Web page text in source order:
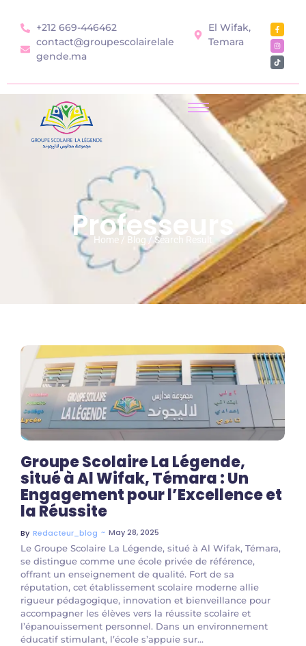
+212 669-446462
contact@groupescolairelale
gende.ma
El Wifak,
Temara
Professeurs
Home / Blog / Search Result
Groupe Scolaire La Légende,
situé à Al Wifak, Témara : Un
Engagement pour l’Excellence et
la Réussite
By Redacteur_blog ~ May 28, 2025
Le Groupe Scolaire La Légende, situé à Al Wifak, Témara,
se distingue comme une école privée de référence,
offrant un enseignement de qualité. Fort de sa
réputation, cet établissement scolaire moderne allie
rigueur pédagogique, innovation et bienveillance pour
accompagner les élèves vers la réussite scolaire et
l’épanouissement personnel. Dans un environnement
éducatif stimulant, l’école s’appuie sur...